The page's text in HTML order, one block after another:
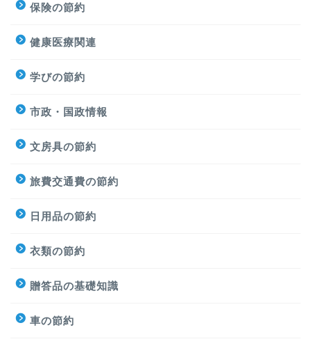
保険の節約
健康医療関連
学びの節約
市政・国政情報
文房具の節約
旅費交通費の節約
日用品の節約
衣類の節約
贈答品の基礎知識
車の節約